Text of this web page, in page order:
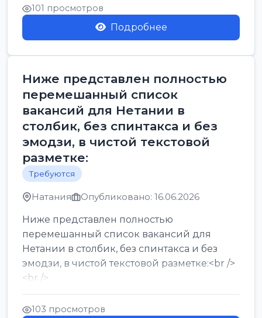
Разнорабочий на сборку м...
101 просмотров
Подробнее
Ниже представлен полностью
перемешанный список
вакансий для Нетании в
столбик, без спинтакса и без
эмодзи, в чистой текстовой
разметке:
Требуются
Натания Опубликовано: 16.06.2026
Ниже представлен полностью
перемешанный список вакансий для
Нетании в столбик, без спинтакса и без
эмодзи, в чистой текстовой разметке:<br />
<br />
Работа в Нетании на мебельном
производстве: требу...
103 просмотров